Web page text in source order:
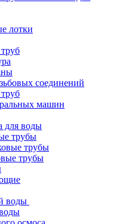
лотки
соединений
машин
для воды
трубы
трубы
трубы
воды